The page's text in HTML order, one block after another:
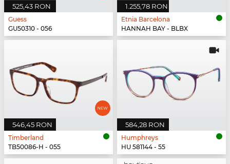
525,43 RON
Guess
GU50310 - 056
1.255,78 RON
Etnia Barcelona
HANNAH BAY - BLBX
546,45 RON
Timberland
TB50086-H - 055
584,28 RON
Humphreys
HU 581144 - 55